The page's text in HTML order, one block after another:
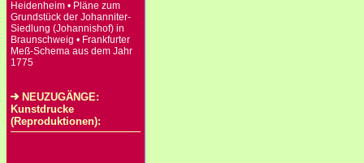
Heidenheim • Pläne zum
Grundstück der Johanniter-
Siedlung (Johannishof) in
Braunschweig • Frankfurter
Meß-Schema aus dem Jahr
1775
NEUZUGÄNGE:
Kunstdrucke
(Reproduktionen):